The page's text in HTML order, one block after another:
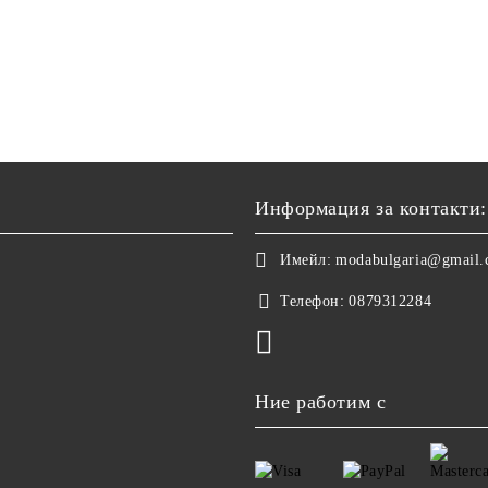
Информация за контакти:
Имейл:
Телефон: 0879312284
Ние работим с